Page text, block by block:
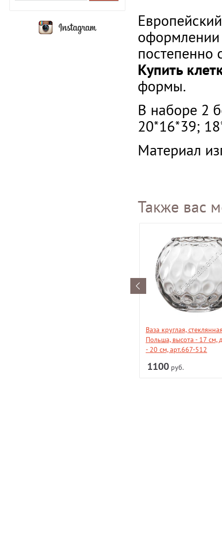
оформлении
постепенно
Купить
формы.
В наборе 2
20*16*39;
Материал
Также вас
Ваза круглая,
Польша, высота - 17 см,
- 20 см, арт.667-512
1100 руб.